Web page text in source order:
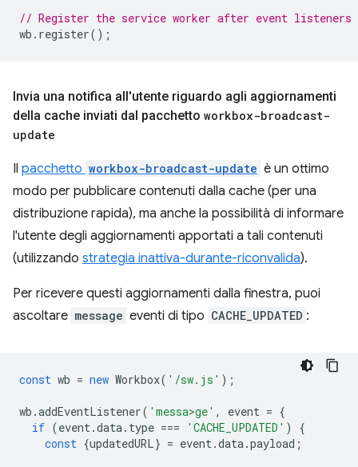
// Register the service worker after event listeners
wb . register();
Invia una notifica all'utente riguardo agli aggiornamenti
della cache inviati dal pacchetto workbox-broadcast-
update
Il pacchetto workbox-broadcast-update è un ottimo
modo per pubblicare contenuti dalla cache (per una
distribuzione rapida), ma anche la possibilità di informare
l'utente degli aggiornamenti apportati a tali contenuti
(utilizzando strategia inattiva-durante-riconvalida).
Per ricevere questi aggiornamenti dalla finestra, puoi
ascoltare message eventi di tipo CACHE_UPDATED :
const wb = new Workbox( '/sw.js' );
wb .addEventListener( 'messa>ge' , event = {
if (event.data. type === 'CACHE_UPDATED' )
{
const {updatedURL} = event.data.payload ;